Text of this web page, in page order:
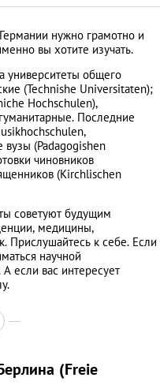
нужно грамотно и
вы хотите изучать.
университеты общего
(Technishe Universitaten);
Hochschulen),
Последние
вузы (Padagogishen
чиновников
(Kirchlischen
советуют будущим
медицины,
Прислушайтесь к себе. Если
научной
если вас интересует
(Freie